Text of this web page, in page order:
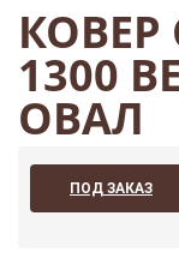
1300
ОВАЛ
ПОД ЗАКАЗ